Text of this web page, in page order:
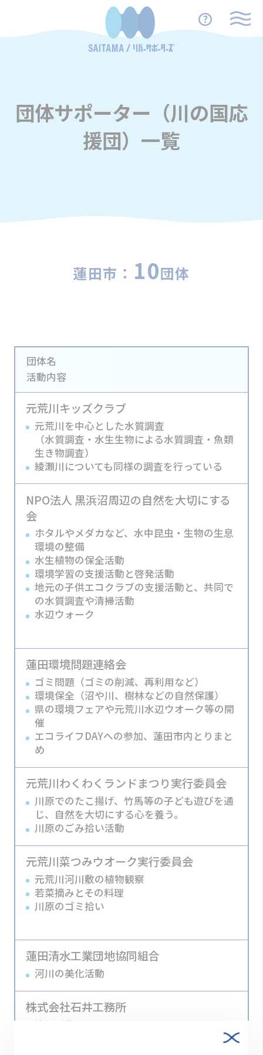
団体サポーター（川の国応
援団）一覧
蓮田市： 10団体
団体名
活動内容
元荒川キッズクラブ
元荒川を中心とした水質調査
（水質調査・水生生物による水質調査・魚類
生き物調査）
綾瀬川についても同様の調査を行っている
NPO法人 黒浜沼周辺の自然を大切にする
会
ホタルやメダカなど、水中昆虫・生物の生息
環境の整備
水生植物の保全活動
環境学習の支援活動と啓発活動
地元の子供エコクラブの支援活動と、共同で
の水質調査や清掃活動
水辺ウォーク
蓮田環境問題連絡会
ゴミ問題（ゴミの削減、再利用など）
環境保全（沼や川、樹林などの自然保護）
県の環境フェアや元荒川水辺ウオーク等の開
催
エコライフDAYへの参加、蓮田市内とりまと
め
元荒川わくわくランドまつり実行委員会
川原でのたこ揚げ、竹馬等の子ども遊びを通
じ、自然を大切にする心を養う。
川原のごみ拾い活動
元荒川菜つみウオーク実行委員会
元荒川河川敷の植物観察
若菜摘みとその料理
川原のゴミ拾い
蓮田清水工業団地協同組合
河川の美化活動
株式会社石井工務所
清掃活動